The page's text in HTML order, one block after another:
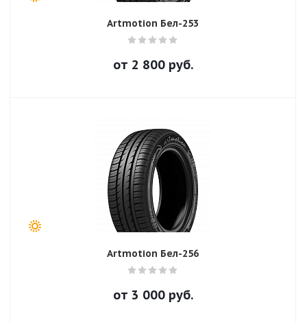
Artmotion Бел-253
от 2 800руб.
Artmotion Бел-256
от 3 000руб.